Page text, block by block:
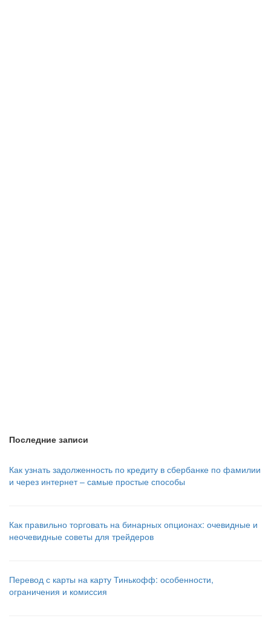
Последние записи
Как узнать задолженность по кредиту в сбербанке по фамилии
и через интернет – самые простые способы
Как правильно торговать на бинарных опционах: очевидные и
неочевидные советы для трейдеров
Перевод с карты на карту Тинькофф: особенности,
ограничения и комиссия